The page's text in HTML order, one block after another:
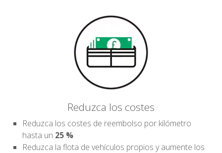
Reduzca los costes
Reduzca los costes de reembolso por kilómetro
hasta un 25 %
Reduzca la flota de vehículos propios y aumente los